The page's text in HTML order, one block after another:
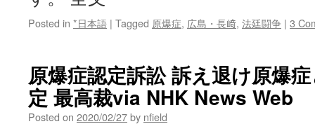
Posted in *日本語 | Tagged 原爆症, 広島・長﨑, 法廷闘争 | 3
原爆症認定訴訟 訴え退け原爆
定 最高裁via NHK News Web
Posted on 2020/02/27by nfield